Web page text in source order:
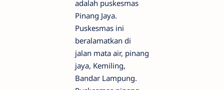
adalah puskesmas
Pinang Jaya.
Puskesmas ini
beralamatkan di
jalan mata air, pinang
jaya, Kemiling,
Bandar Lampung.